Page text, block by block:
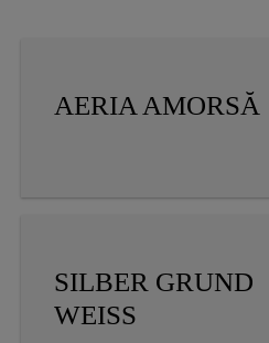
AERIA AMORSĂ
SILBER GRUND
WEISS